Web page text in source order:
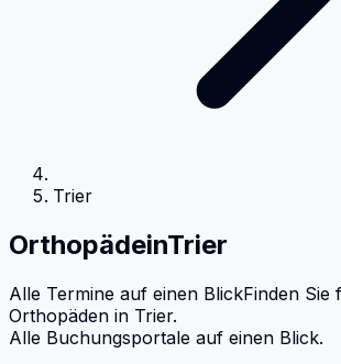
Trier
OrthopädeinTrier
Alle Termine auf einen BlickFinden Sie
Orthopäden in Trier.
Alle Buchungsportale auf einen Blick.